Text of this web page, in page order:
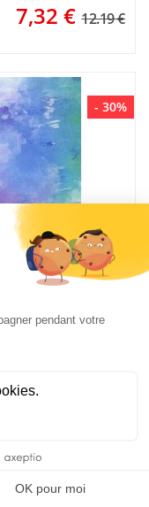
7,32 € 12.19 €
- 30%
aida 7.0 pts